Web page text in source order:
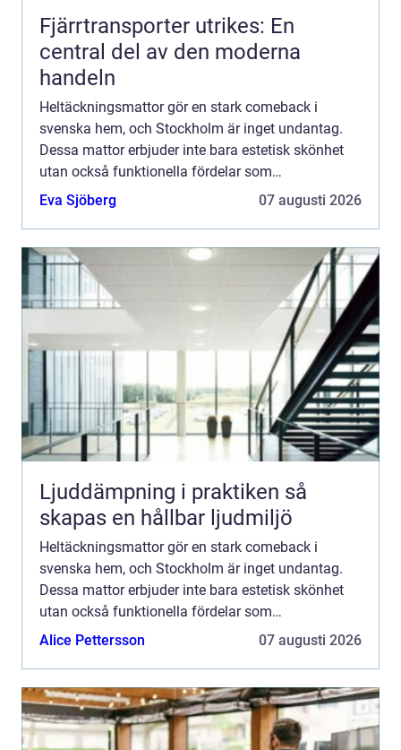
Fjärrtransporter utrikes: En
central del av den moderna
handeln
Heltäckningsmattor gör en stark comeback i
svenska hem, och Stockholm är inget undantag.
Dessa mattor erbjuder inte bara estetisk skönhet
utan också funktionella fördelar som
ljuddämpning och värmeisolering. N...
Eva Sjöberg 07 augusti 2026
Ljuddämpning i praktiken så
skapas en hållbar ljudmiljö
Heltäckningsmattor gör en stark comeback i
svenska hem, och Stockholm är inget undantag.
Dessa mattor erbjuder inte bara estetisk skönhet
utan också funktionella fördelar som
ljuddämpning och värmeisolering. N...
Alice Pettersson 07 augusti 2026